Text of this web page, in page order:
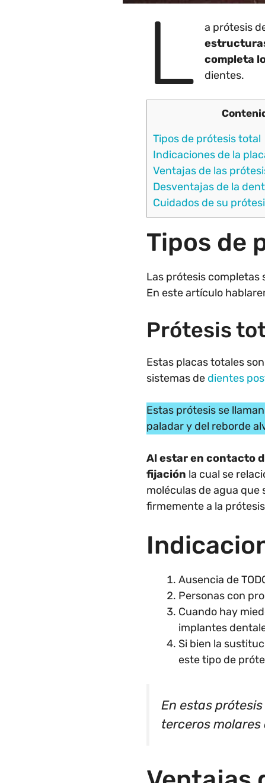
L a prótesis
completa
dientes.
Tipos de prótesis total
Indicaciones de la
Ventajas de las
Desventajas de la
Cuidados de su
Tipos de
Las prótesis
En este artículo
Prótesis
Estas placas totales
sistemas dedientes
Estas prótesis se
paladar y del reborde
Al estar en contacto
fijación la cual se
moléculas de agua
firmemente a la
Ausencia de
Personas con
Cuando hay
implantes
Si bien la
este tipo de
En estas
terceros molares